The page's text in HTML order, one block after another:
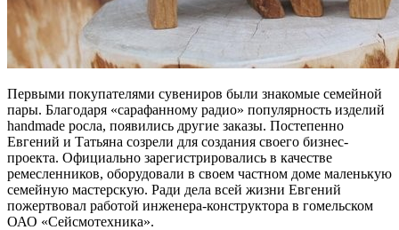
Первыми покупателями сувениров были знакомые семейной
пары. Благодаря «сарафанному радио» популярность изделий
handmade росла, появились другие заказы. Постепенно
Евгений и Татьяна созрели для создания своего бизнес-
проекта. Официально зарегистрировались в качестве
ремесленников, оборудовали в своем частном доме маленькую
семейную мастерскую. Ради дела всей жизни Евгений
пожертвовал работой инженера-конструктора в гомельском
ОАО «Сейсмотехника».